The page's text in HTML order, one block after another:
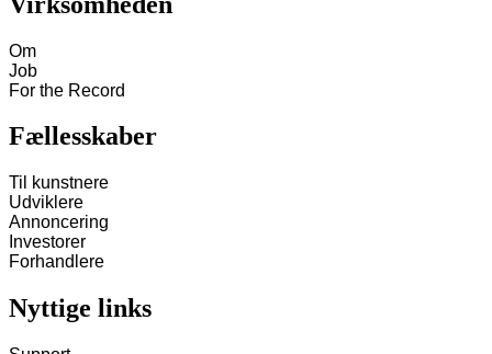
Om
Job
For the Record
Fællesskaber
Til kunstnere
Udviklere
Annoncering
Investorer
Forhandlere
Nyttige links